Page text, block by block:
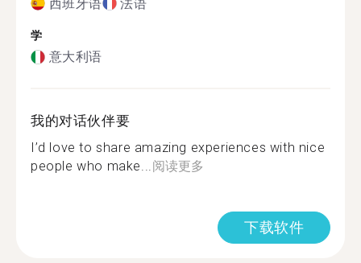
西班牙语 法语
学
意大利语
我的对话伙伴要
I’d love to share amazing experiences with nice
people who make...阅读更多
下载软件